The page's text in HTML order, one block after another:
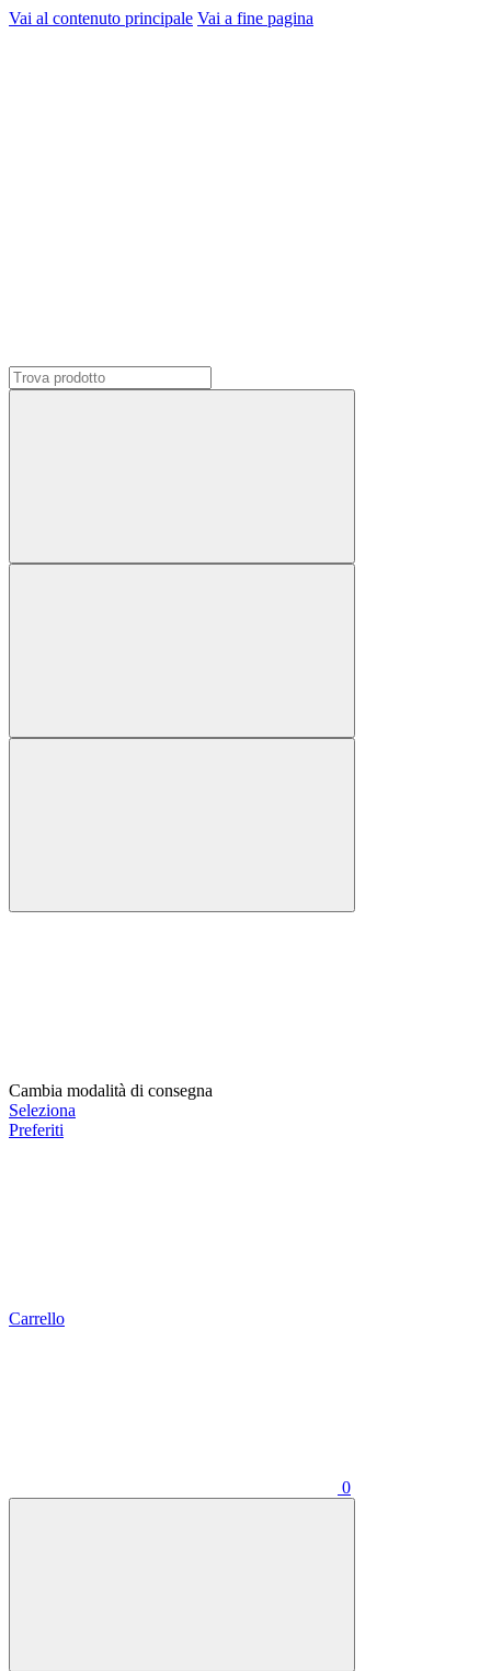
Vai al contenuto principale Vai a fine pagina
Cambia modalità di consegna
Seleziona
Preferiti
Carrello
0